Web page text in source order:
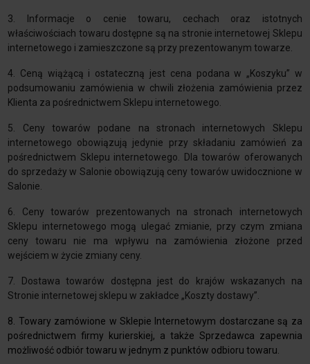
3. Informacje o cenie towaru, cechach oraz istotnych
właściwościach towaru dostępne są na stronie internetowej Sklepu
internetowego i zamieszczone są przy prezentowanym towarze.
4. Ceną wiążącą i ostateczną jest cena podana w „Koszyku” w
podsumowaniu zamówienia w chwili złożenia zamówienia przez
Klienta za pośrednictwem Sklepu internetowego.
5. Ceny towarów podane na stronach internetowych Sklepu
internetowego obowiązują jedynie przy składaniu zamówień za
pośrednictwem Sklepu internetowego. Dla towarów oferowanych
do sprzedaży w Salonie obowiązują ceny towarów uwidocznione w
Salonie.
6. Ceny towarów prezentowanych na stronach internetowych
Sklepu internetowego mogą ulegać zmianie, przy czym zmiana
ceny towaru nie ma wpływu na zamówienia złożone przed
wejściem w życie zmiany ceny.
7. Dostawa towarów dostępna jest do krajów wskazanych na
Stronie internetowej sklepu w zakładce „Koszty dostawy”.
8. Towary zamówione w Sklepie Internetowym dostarczane są za
pośrednictwem firmy kurierskiej, a także Sprzedawca zapewnia
możliwość odbiór towaru w jednym z punktów odbioru towaru.